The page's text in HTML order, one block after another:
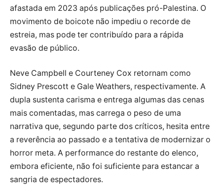
afastada em 2023 após publicações pró-Palestina. O
movimento de boicote não impediu o recorde de
estreia, mas pode ter contribuído para a rápida
evasão de público.
Neve Campbell e Courteney Cox retornam como
Sidney Prescott e Gale Weathers, respectivamente. A
dupla sustenta carisma e entrega algumas das cenas
mais comentadas, mas carrega o peso de uma
narrativa que, segundo parte dos críticos, hesita entre
a reverência ao passado e a tentativa de modernizar o
horror meta. A performance do restante do elenco,
embora eficiente, não foi suficiente para estancar a
sangria de espectadores.